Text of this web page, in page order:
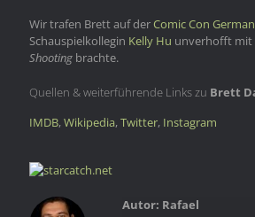
Wir trafen Brett auf derComic Con
Schauspielkollegin Kelly Hu unverhofft mit
Shooting brachte.
Quellen & weiterführende Links zu Brett
IMDB,Wikipedia,Twitter, Instagram
Rafael